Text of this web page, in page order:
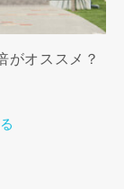
がオススメ？